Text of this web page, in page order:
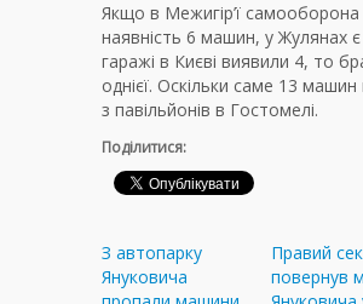
Якщо в Межигiр’ї
наявність 6 машин, у Жулянах є
гаражі в Києві виявили 4, то
однієї. Оскільки саме 13 машин
з павільйонів в Гостомелі.
Поділитися:
З автопарку
Януковича
Правий
повернув